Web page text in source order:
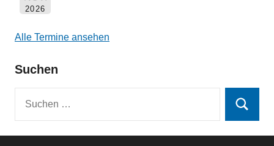
2026
Alle Termine ansehen
Suchen
Suchen